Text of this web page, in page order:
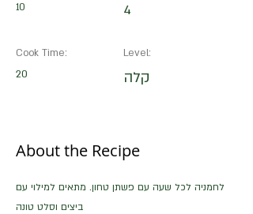
10
Cook Time:
20
4
Level:
קלה
About the Recipe
לחמניה לכל שעה עם פשתן טחון. מתאים למילוי עם
ביצים וסלט טונה